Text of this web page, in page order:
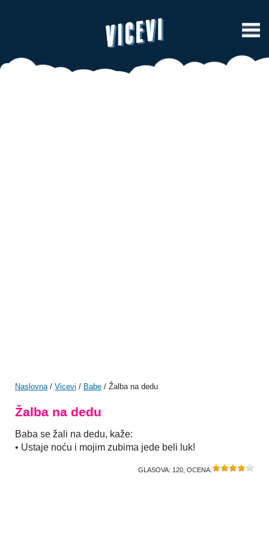
Naslovna/ Vicevi / Babe / Žalba na dedu
Žalba na dedu
Baba se žali na dedu, kaže:
• Ustaje noću i mojim zubima jede beli luk!
GLASOVA: 120 , OCENA: